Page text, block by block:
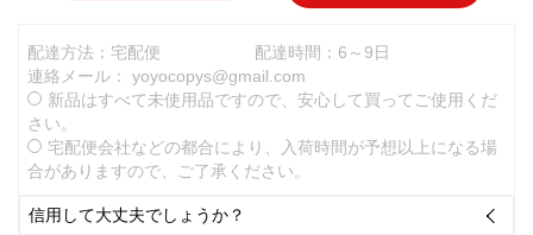
配達方法：宅配便
配達時間：6～9日
連絡メール： yoyocopys@gmail.com
新品はすべて未使用品ですので、安心して買ってご使用くだ
さい。
宅配便会社などの都合により、入荷時間が予想以上になる場
合がありますので、ご了承ください。
信用して大丈夫でしょうか？ 